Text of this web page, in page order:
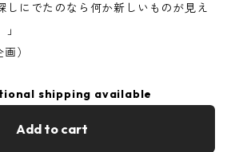
しにでたのなら何か新しいものが見え
）
shipping available
Add to cart